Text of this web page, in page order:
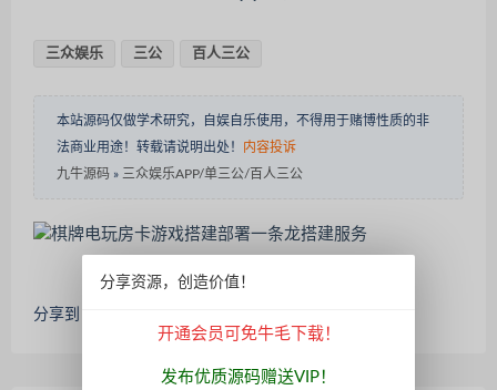
三众娱乐 三公 百人三公
本站源码仅做学术研究，自娱自乐使用，不得用于赌博性质的非
法商业用途！转载请说明出处！
内容投诉
九牛源码 » 三众娱乐APP/单三公/百人三公
分享到：
分享资源，创造价值！
开通会员可免牛毛下载！
发布优质源码赠送VIP！